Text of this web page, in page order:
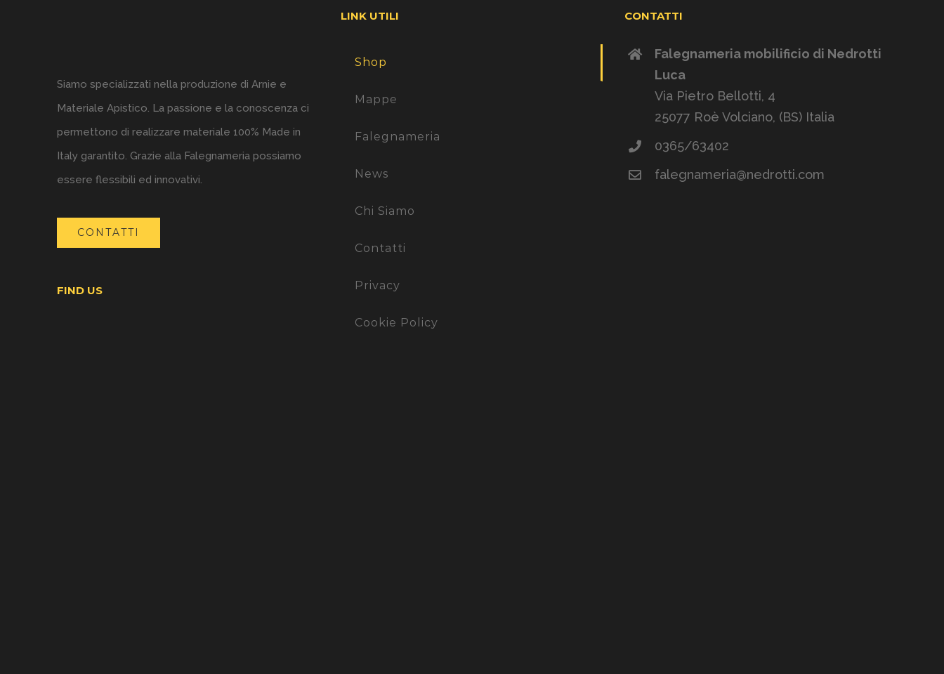
Siamo specializzati nella produzione di Arnie e
Materiale Apistico. La passione e la conoscenza ci
permettono di realizzare materiale 100% Made in
Italy garantito. Grazie alla Falegnameria possiamo
essere flessibili ed innovativi.
CONTATTI
FIND US
LINK UTILI
Shop
Mappe
Falegnameria
News
Chi Siamo
Contatti
Privacy
Cookie Policy
CONTATTI
Falegnameria mobilificio di Nedrotti
Luca
Via Pietro Bellotti, 4
25077 Roè Volciano, (BS) Italia
0365/63402
falegnameria@nedrotti.com